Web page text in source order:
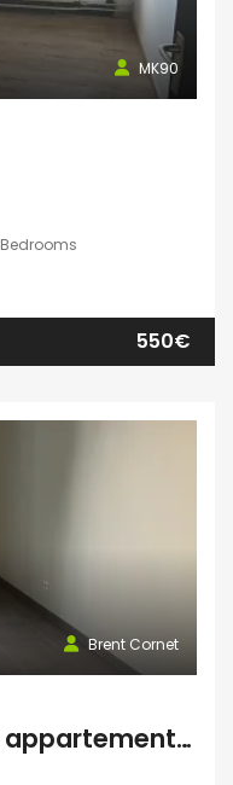
MK90
Bedrooms
550€
Brent Cornet
Kamer te huur in ruim appartement (Elsene)